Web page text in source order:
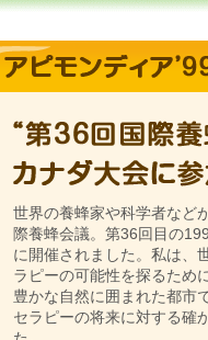
世界の養蜂家や科学者など
際養蜂会議。第36回目の
に開催されました。私は、
ラピーの可能性を探るため
豊かな自然に囲まれた都市
セラピーの将来に対する確